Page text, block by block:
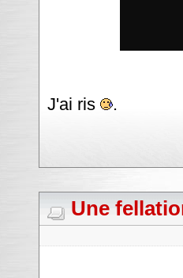
J'ai ris .
Une